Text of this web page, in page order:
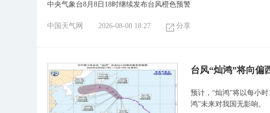
中央气象台8月8日18时继续发布台风橙色预警
中国天气网 2026-08-08 18:27 分享
台风“灿鸿”将向偏
预计，“灿鸿”将以每小
鸿”未来对我国无影响。